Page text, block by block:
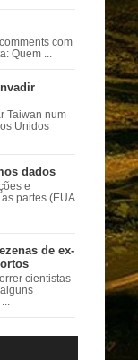
com
Quem ...
Taiwan num
Unidos
dados
e
partes (EUA
de ex-
cientistas